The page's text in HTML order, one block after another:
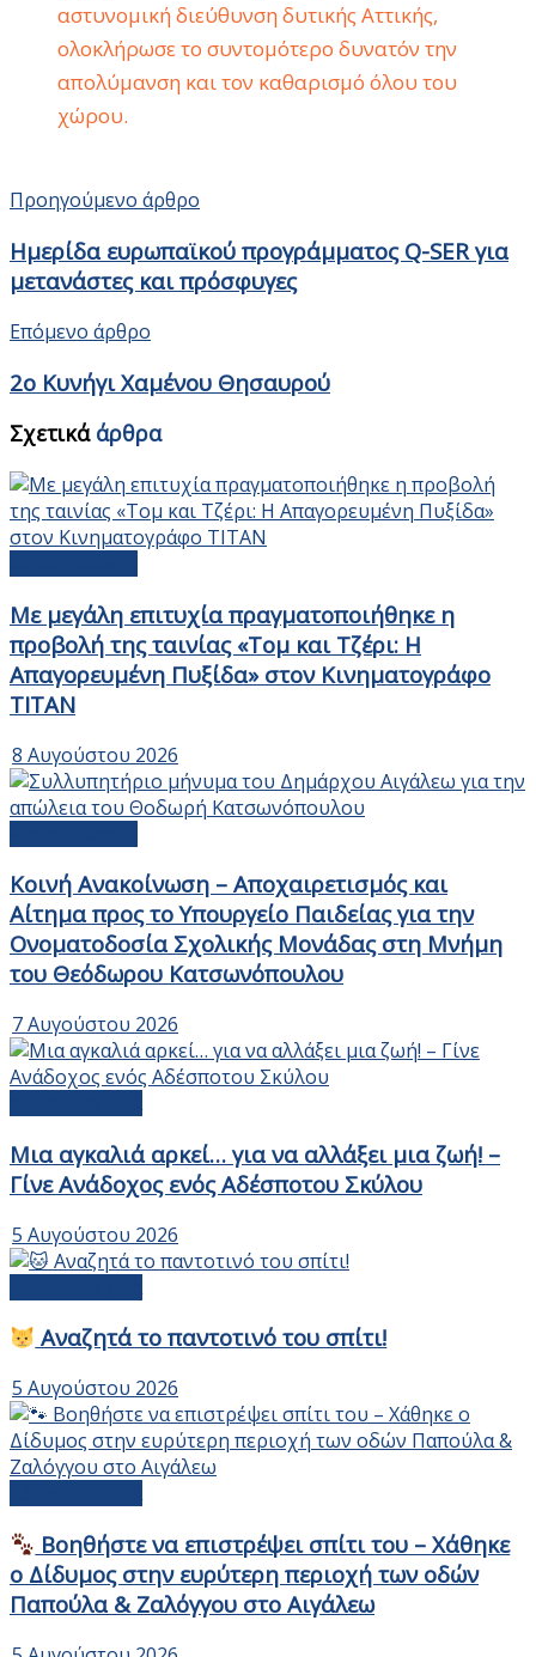
αστυνομική διεύθυνση δυτικής Αττικής,
ολοκλήρωσε το συντομότερο δυνατόν την
απολύμανση και τον καθαρισμό όλου του
χώρου.
Προηγούμενο άρθρο
Ημερίδα ευρωπαϊκού προγράμματος Q-SER για
μετανάστες και πρόσφυγες
Επόμενο άρθρο
2ο Κυνήγι Χαμένου Θησαυρού
Σχετικάάρθρα
Με μεγάλη επιτυχία πραγματοποιήθηκε η
προβολή της ταινίας «Τομ και Τζέρι: Η
Απαγορευμένη Πυξίδα» στον Κινηματογράφο
ΤΙΤΑΝ
8 Αυγούστου 2026
Κοινή Ανακοίνωση – Αποχαιρετισμός και
Αίτημα προς το Υπουργείο Παιδείας για την
Ονοματοδοσία Σχολικής Μονάδας στη Μνήμη
του Θεόδωρου Κατσωνόπουλου
7 Αυγούστου 2026
Μια αγκαλιά αρκεί… για να αλλάξει μια ζωή! –
Γίνε Ανάδοχος ενός Αδέσποτου Σκύλου
5 Αυγούστου 2026
Αναζητά το παντοτινό του σπίτι!
5 Αυγούστου 2026
Βοηθήστε να επιστρέψει σπίτι του – Χάθηκε
ο Δίδυμος στην ευρύτερη περιοχή των οδών
Παπούλα & Ζαλόγγου στο Αιγάλεω